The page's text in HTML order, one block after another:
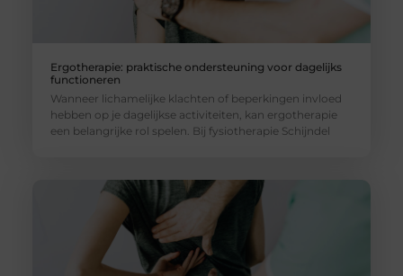
Ergotherapie: praktische ondersteuning voor dagelijks
functioneren
Wanneer lichamelijke klachten of beperkingen invloed
hebben op je dagelijkse activiteiten, kan ergotherapie
een belangrijke rol spelen. Bij fysiotherapie Schijndel